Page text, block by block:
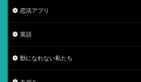
恋活アプリ
英語
獣になれない私たち